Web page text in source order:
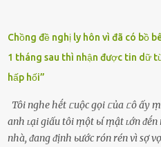
Chồng đề nghị ly hôn vì đã có bồ
1 tháng sau thì nhận được tin dữ
hấp hối”
Tôi nghe hḗt ᥴuộc gọi ᥴủa ᥴô ấy
anh ʟại giấu tôi ṃột ьí ṃật ʟớn
nhà, ᵭang ᵭịnh ьước rón rén vì sợ